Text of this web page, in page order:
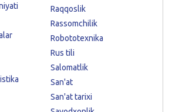
Raqqoslik
Rassomchilik
Robototexnika
Rus tili
Salomatlik
San'at
San'at tarixi